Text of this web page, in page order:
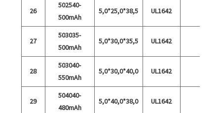
26
502540-
500mAh
5,0*25,0*38,5 UL1642
27
503035-
500mAh
5,0*30,0*35,5 UL1642
28
503040-
550mAh
5,0*30,0*40,0 UL1642
29
504040-
480mAh
5,0*40,0*38,0 UL1642